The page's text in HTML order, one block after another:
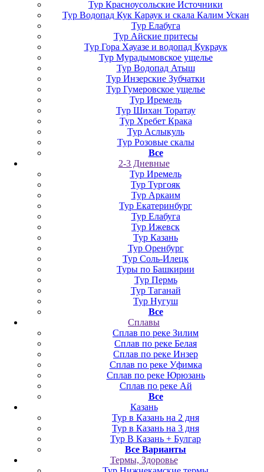
Тур Красноусольские Источники
Тур Водопад Кук Караук и скала Калим Ускан
Тур Елабуга
Тур Айские притесы
Тур Гора Хауазе и водопад Кукраук
Тур Мурадымовское ущелье
Тур Водопад Атыш
Тур Инзерские Зубчатки
Тур Гумеровское ущелье
Тур Иремель
Тур Шихан Торатау
Тур Хребет Крака
Тур Аслыкуль
Тур Розовые скалы
Все
2-3 Дневные
Тур Иремель
Тур Тургояк
Тур Аркаим
Тур Екатеринбург
Тур Елабуга
Тур Ижевск
Тур Казань
Тур Оренбург
Тур Соль-Илецк
Туры по Башкирии
Тур Пермь
Тур Таганай
Тур Нугуш
Все
Сплавы
Сплав по реке Зилим
Сплав по реке Белая
Сплав по реке Инзер
Сплав по реке Уфимка
Сплав по реке Юрюзань
Сплав по реке Ай
Все
Казань
Тур в Казань на 2 дня
Тур в Казань на 3 дня
Тур В Казань + Булгар
Все Варианты
Термы, Здоровье